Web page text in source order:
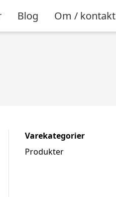
Blog Om / kontakt
Varekategorier
Produkter